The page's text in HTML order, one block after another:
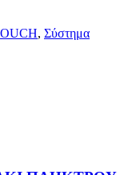
, Σύστημα